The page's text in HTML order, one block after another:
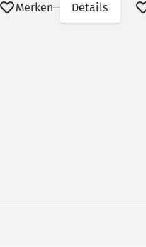
Merken Details